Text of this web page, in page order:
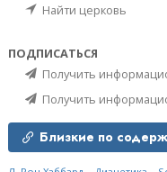
Найти церковь
ПОДПИСАТЬСЯ
Получить
Получить
Близкие по